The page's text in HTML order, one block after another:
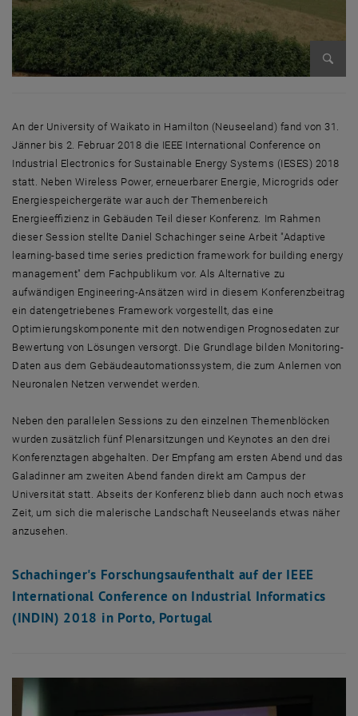
An der University of Waikato in Hamilton (Neuseeland) fand von 31.
Jänner bis 2. Februar 2018 die IEEE International Conference on
Industrial Electronics for Sustainable Energy Systems (IESES) 2018
statt. Neben Wireless Power, erneuerbarer Energie, Microgrids oder
Energiespeichergeräte war auch der Themenbereich
Energieeffizienz in Gebäuden Teil dieser Konferenz. Im Rahmen
dieser Session stellte Daniel Schachinger seine Arbeit "Adaptive
learning-based time series prediction framework for building energy
management" dem Fachpublikum vor. Als Alternative zu
aufwändigen Engineering-Ansätzen wird in diesem Konferenzbeitrag
ein datengetriebenes Framework vorgestellt, das eine
Optimierungskomponente mit den notwendigen Prognosedaten zur
Bewertung von Lösungen versorgt. Die Grundlage bilden Monitoring-
Daten aus dem Gebäudeautomationssystem, die zum Anlernen von
Neuronalen Netzen verwendet werden.
Neben den parallelen Sessions zu den einzelnen Themenblöcken
wurden zusätzlich fünf Plenarsitzungen und Keynotes an den drei
Konferenztagen abgehalten. Der Empfang am ersten Abend und das
Galadinner am zweiten Abend fanden direkt am Campus der
Universität statt. Abseits der Konferenz blieb dann auch noch etwas
Zeit, um sich die malerische Landschaft Neuseelands etwas näher
anzusehen.
Schachinger's Forschungsaufenthalt auf der IEEE
International Conference on Industrial Informatics
(INDIN) 2018 in Porto, Portugal